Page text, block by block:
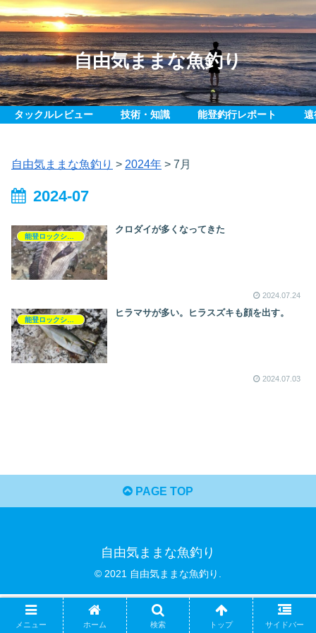
自由気ままな魚釣り
タックルレビュー 技術・知識 能登釣行レポート 遠
自由気ままな魚釣り > 2024年 > 7月
2024-07
クロダイが多くなってきた
2024.07.24
ヒラマサが多い。ヒラスズキも顔を出す。
2024.07.03
PAGE TOP
自由気ままな魚釣り
© 2021 自由気ままな魚釣り.
メニュー ホーム 検索 トップ サイドバー